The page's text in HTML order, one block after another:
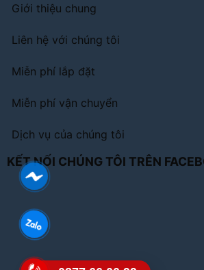
Giới thiệu chung
Liên hệ với chúng tôi
Miễn phí lắp đặt
Miễn phí vận chuyển
Dịch vụ của chúng tôi
KẾT NỐI CHÚNG TÔI TRÊN